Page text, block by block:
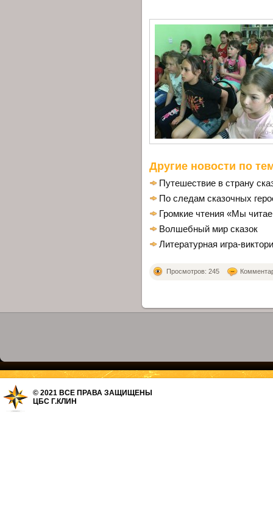
Другие новости по
Путешествие в страну
По следам сказочных
Громкие чтения «Мы
Волшебный мир сказок
Литературная игра-
Просмотров: 245
© 2021 ВСЕ ПРАВА ЗАЩИЩЕНЫ
ЦБС Г.КЛИН